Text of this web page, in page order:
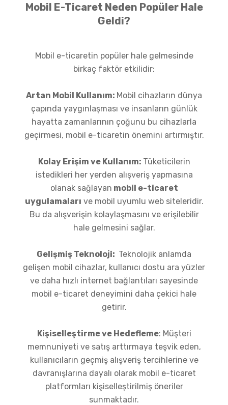
Mobil E-Ticaret Neden Popüler Hale
Geldi?
Mobil e-ticaretin popüler hale gelmesinde
birkaç faktör etkilidir:
Artan Mobil Kullanım: Mobil cihazların dünya
çapında yaygınlaşması ve insanların günlük
hayatta zamanlarının çoğunu bu cihazlarla
geçirmesi, mobil e-ticaretin önemini artırmıştır.
Kolay Erişim ve Kullanım: Tüketicilerin
istedikleri her yerden alışveriş yapmasına
olanak sağlayan mobil e-ticaret
uygulamaları ve mobil uyumlu web siteleridir.
Bu da alışverişin kolaylaşmasını ve erişilebilir
hale gelmesini sağlar.
Gelişmiş Teknoloji: Teknolojik anlamda
gelişen mobil cihazlar, kullanıcı dostu ara yüzler
ve daha hızlı internet bağlantıları sayesinde
mobil e-ticaret deneyimini daha çekici hale
getirir.
Kişiselleştirme ve Hedefleme: Müşteri
memnuniyeti ve satış arttırmaya teşvik eden,
kullanıcıların geçmiş alışveriş tercihlerine ve
davranışlarına dayalı olarak mobil e-ticaret
platformları kişiselleştirilmiş öneriler
sunmaktadır.